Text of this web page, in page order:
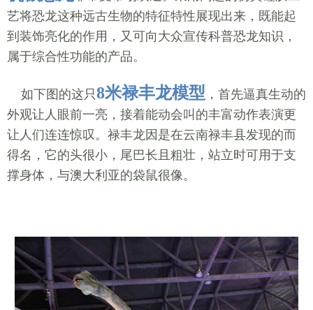
艺将恐龙这种远古生物的特征特性展现出来，既能起
到装饰亮化的作用，又可向大众宣传科普恐龙知识，
属于综合性功能的产品。
如下图的这只8米禄丰龙模型 ，首先逼真生动的
外观让人眼前一亮，接着能动会叫的丰富动作表演更
让人们连连惊叹。禄丰龙因是在云南禄丰县发现的而
得名，它的头很小，尾巴长且粗壮，站立时可用于支
撑身体，与澳大利亚的袋鼠很像。